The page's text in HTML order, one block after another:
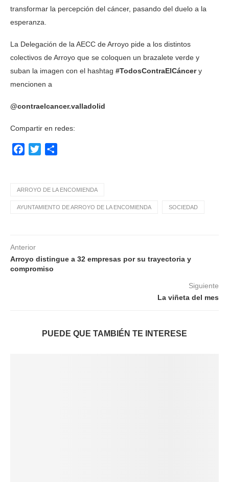
transformar la percepción del cáncer, pasando del duelo a la
esperanza.
La Delegación de la AECC de Arroyo pide a los distintos
colectivos de Arroyo que se coloquen un brazalete verde y
suban la imagen con el hashtag #TodosContraElCáncery
mencionen a
@contraelcancer.valladolid
Compartir en redes:
Facebook
Twitter
ARROYO DE LA ENCOMIENDA
AYUNTAMIENTO DE ARROYO DE LA ENCOMIENDA SOCIEDAD
Anterior
Arroyo distingue a 32 empresas por su trayectoria y
compromiso
Siguiente
La viñeta del mes
PUEDE QUE TAMBIÉN TE INTERESE